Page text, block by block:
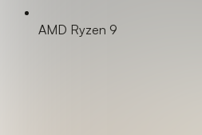
AMD Ryzen 9